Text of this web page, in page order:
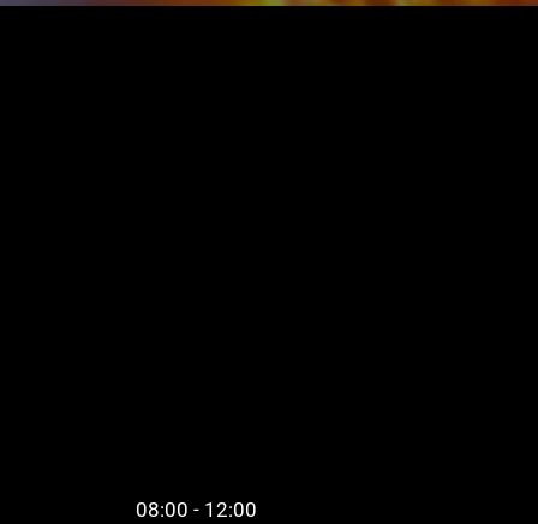
08:00 - 12:00